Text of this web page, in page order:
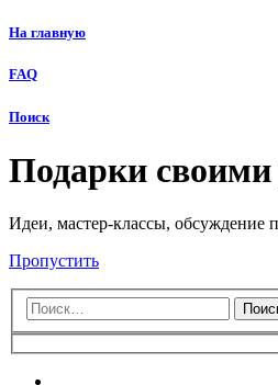
На главную
FAQ
Поиск
Подарки
Идеи, мастер-классы, обсуждение
Пропустить